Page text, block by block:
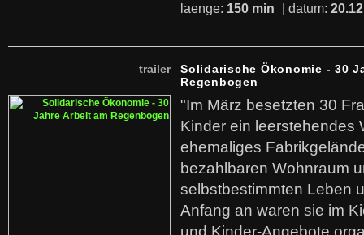
laenge: 150 min | datum:
trailer
Solidarische Ökonomie - 30
Regenbogen
"Im März besetzten 30
Kinder ein leerstehendes
ehemaliges
bezahlbaren Wohnraum
selbstbestimmten Leben
Anfang an waren sie im
und Kinder-Angebote